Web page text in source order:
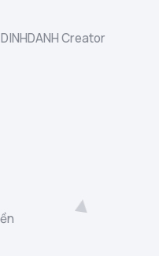
Creator